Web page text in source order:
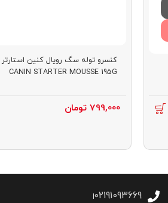
CANIN STARTER MOUSSE 195G
799,000 تومان
02191093669